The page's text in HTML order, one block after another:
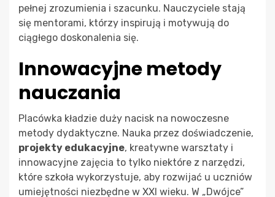
pełnej zrozumienia i szacunku. Nauczyciele stają
się mentorami, którzy inspirują i motywują do
ciągłego doskonalenia się.
Innowacyjne metody
nauczania
Placówka kładzie duży nacisk na nowoczesne
metody dydaktyczne. Nauka przez doświadczenie,
projekty edukacyjne, kreatywne warsztaty i
innowacyjne zajęcia to tylko niektóre z narzędzi,
które szkoła wykorzystuje, aby rozwijać u uczniów
umiejętności niezbędne w XXI wieku. W „Dwójce”